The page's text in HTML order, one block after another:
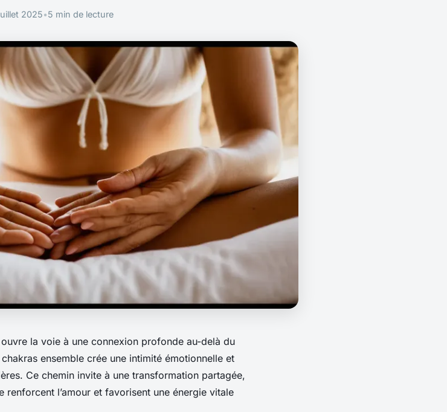
2025•5 min de lecture
la voie à une connexion profonde au-delà du
ensemble crée une intimité émotionnelle et
Ce chemin invite à une transformation partagée,
renforcent l’amour et favorisent une énergie vitale